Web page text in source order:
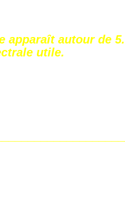
apparaît autour de
utile.